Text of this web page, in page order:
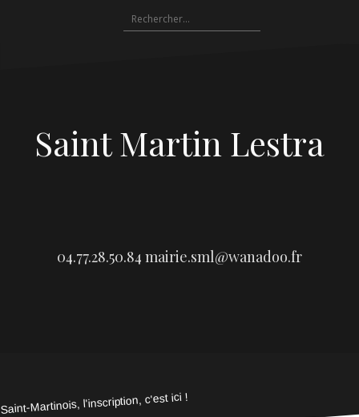
Rechercher :
Saint Martin Lestra
04.77.28.50.84 mairie.sml@wanadoo.fr
Saint-Martinois, l'inscription, c'est ici !